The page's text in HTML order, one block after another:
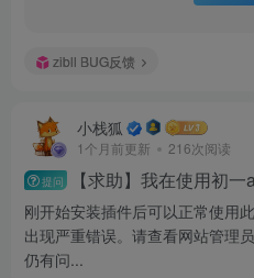
zibll BUG反馈
小栈狐
1个月前更新 216次阅读
提问 【求助】我在使用初
刚开始安装插件后可以正常使用
出现严重错误。请查看网站管理
仍有问...